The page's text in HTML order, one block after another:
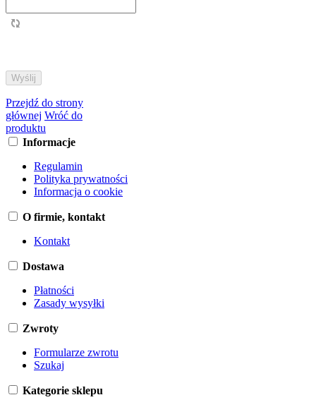
Przejdź do strony
głównej Wróć do
produktu
Informacje
Regulamin
Polityka prywatności
Informacja o cookie
O firmie, kontakt
Kontakt
Dostawa
Płatności
Zasady wysyłki
Zwroty
Formularze zwrotu
Szukaj
Kategorie sklepu